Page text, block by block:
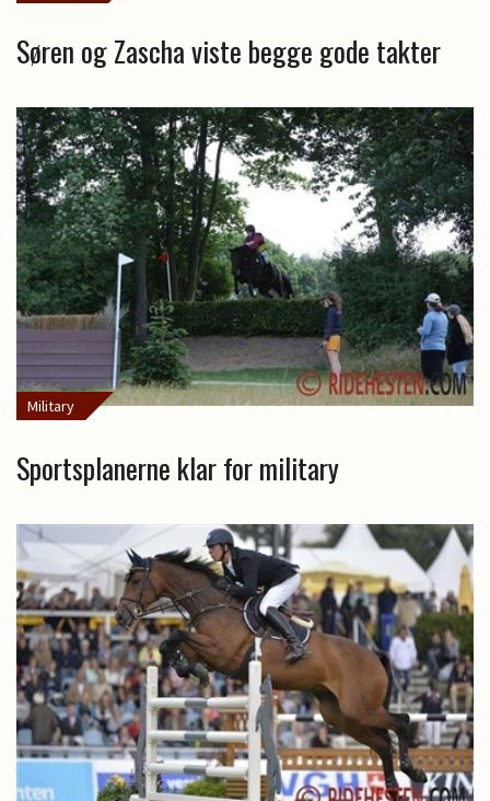
Søren og Zascha viste begge gode takter
Military
Sportsplanerne klar for military